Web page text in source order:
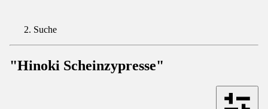
Suche
"Hinoki Scheinzypresse"